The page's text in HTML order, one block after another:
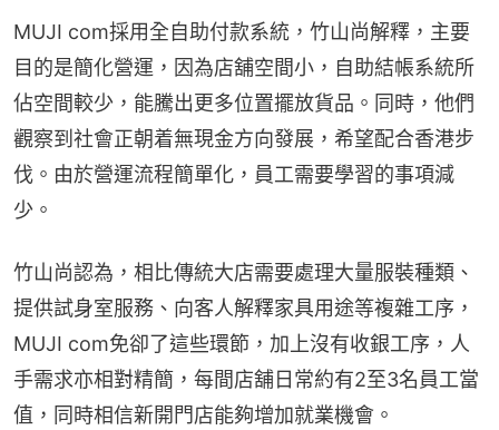
MUJI com採用全自助付款系統，竹山尚解釋，主要
目的是簡化營運，因為店舖空間小，自助結帳系統所
佔空間較少，能騰出更多位置擺放貨品。同時，他們
觀察到社會正朝着無現金方向發展，希望配合香港步
伐。由於營運流程簡單化，員工需要學習的事項減
少。
竹山尚認為，相比傳統大店需要處理大量服裝種類、
提供試身室服務、向客人解釋家具用途等複雜工序，
MUJI com免卻了這些環節，加上沒有收銀工序，人
手需求亦相對精簡，每間店舖日常約有2至3名員工當
值，同時相信新開門店能夠增加就業機會。